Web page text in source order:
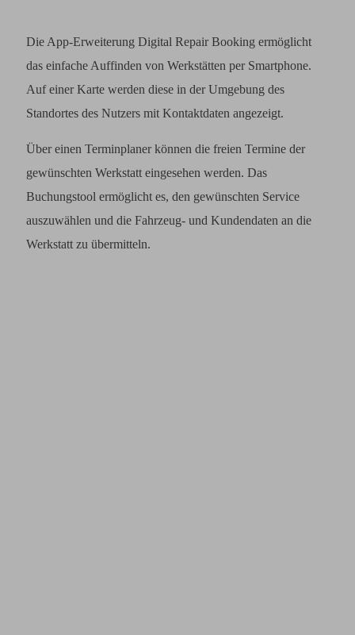
Die App-Erweiterung Digital Repair Booking ermöglicht
das einfache Auffinden von Werkstätten per Smartphone.
Auf einer Karte werden diese in der Umgebung des
Standortes des Nutzers mit Kontaktdaten angezeigt.
Über einen Terminplaner können die freien Termine der
gewünschten Werkstatt eingesehen werden. Das
Buchungstool ermöglicht es, den gewünschten Service
auszuwählen und die Fahrzeug- und Kundendaten an die
Werkstatt zu übermitteln.